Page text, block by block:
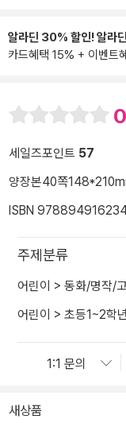
알라딘 30% 할인! 알라
카드혜택 15% + 이벤트
0
세일즈포인트 57
양장본40쪽
ISBN
주제분류
어린이 > 동화/명작/
어린이 > 초등1~2학년
새상품